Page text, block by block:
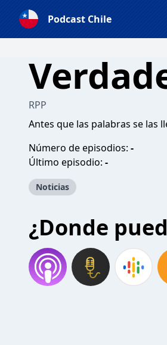
Podcast Chile
RPP
Antes que las palabras se las
Número de episodios: -
Último episodio: -
Noticias
¿Donde